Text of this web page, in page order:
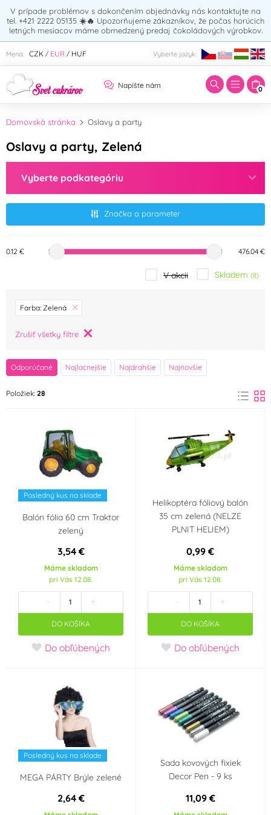
V prípade problémov s dokončením objednávky nás kontaktujte na
tel. +421 2222 05135 ☀️🔥 Upozorňujeme zákazníkov, že počas horúcich
letných mesiacov máme obmedzený predaj čokoládových výrobkov.
Mena: CZK / EUR / HUF Vyberte jazyk:
Napíšte nám 0
Zadajte hľadaný výraz:
Domovská stránka Oslavy a party
Oslavy a party, Zelená
Vyberte podkategóriu
Značka a parameter
značka
Amscan (1)
BALLONPUB (0) BALONČ (0)
BUKÁČEK Centropen (3)
Decora (0) Dekora (0)
DIVJA (0) Europen Kids (0)
FLASHB (0) Flexmetal (6)
Folat (2) FUNNYFASHN (0)
GoDan (4) Grabo
GUIRCA (1) GUIRMA (0)
KASPA (0) KINGOFBAL (0)
LENA (0) LIGHT (1)
Megabublina (0)
MFP Paper (0) ORION (0)
0.12 € 476.04 €
V akcii Skladem (8)
Farba: Zelená
Zrušiť všetky filtre
Odporúčané Najlacnejšie Najdrahšie Najnovšie
Položiek: 28
Posledný kus na sklade
Balón fólia 60 cm Traktor
zelený
3,54 €
Máme skladom
pri Vás 12.08.
- +
DO KOŠÍKA
Do obľúbených
Helikoptéra fóliový balón
35 cm zelená (NELZE
PLNIT HELIEM)
0,99 €
Máme skladom
pri Vás 12.08.
- +
DO KOŠÍKA
Do obľúbených
Posledný kus na sklade
MEGA PÁRTY Brýle zelené
2,64 €
Sada kovových fixiek
Decor Pen - 9 ks
11,09 €